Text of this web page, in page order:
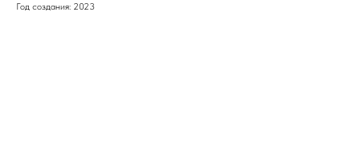
Год создания: 2023